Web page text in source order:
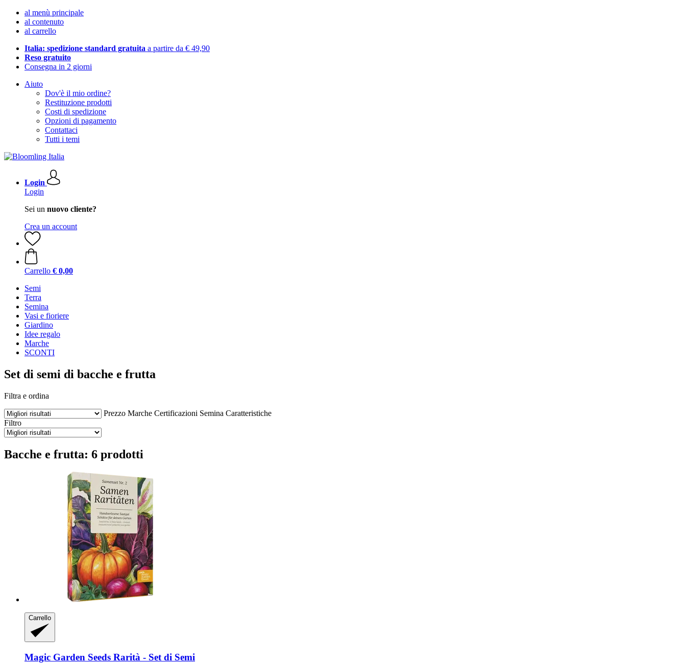
al menù principale
al contenuto
al carrello
Italia: spedizione standard gratuita a partire da € 49,90
Reso gratuito
Consegna in 2 giorni
Aiuto
Dov'è il mio ordine?
Restituzione prodotti
Costi di spedizione
Opzioni di pagamento
Contattaci
Tutti i temi
Login
Login
Sei un nuovo cliente?
Crea un account
Carrello € 0,00
Semi
Terra
Semina
Vasi e fioriere
Giardino
Idee regalo
Marche
SCONTI
Set di semi di bacche e frutta
Filtra e ordina
Prezzo Marche Certificazioni Semina Caratteristiche
Filtro
Bacche e frutta: 6 prodotti
Carrello
Magic Garden Seeds Rarità -​ Set di Semi